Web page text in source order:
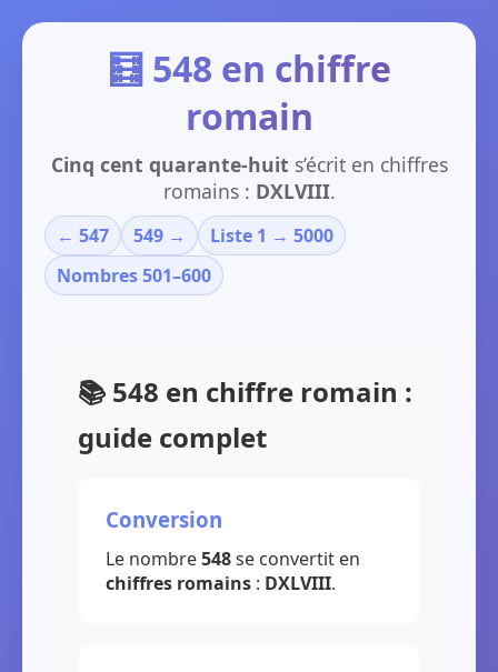
🧮 548 en chiffre
romain
Cinq cent quarante-huit s’écrit en chiffres
romains : DXLVIII.
← 547 549 →
Liste 1 → 5000
Nombres 501–600
📚 548 en chiffre romain :
guide complet
Conversion
Le nombre548se convertit en
chiffres romains : DXLVIII.